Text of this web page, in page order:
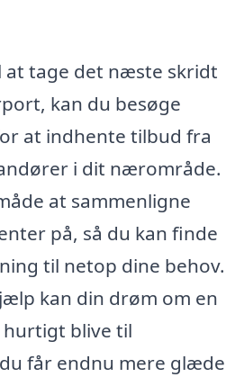
at tage det næste skridt
kan du besøge
at indhente tilbud fra
i dit nærområde.
at sammenligne
på, så du kan finde
til netop dine behov.
kan din drøm om en
blive til
får endnu mere glæde